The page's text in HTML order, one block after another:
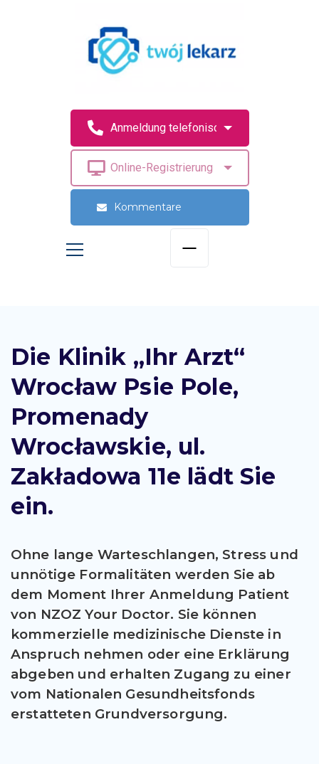
Kommentare
Die Klinik „Ihr Arzt“
Wrocław Psie Pole,
Promenady
Wrocławskie, ul.
Zakładowa 11e lädt Sie
ein.
Ohne lange Warteschlangen, Stress und
unnötige Formalitäten werden Sie ab
dem Moment Ihrer Anmeldung Patient
von NZOZ Your Doctor. Sie können
kommerzielle medizinische Dienste in
Anspruch nehmen oder eine Erklärung
abgeben und erhalten Zugang zu einer
vom Nationalen Gesundheitsfonds
erstatteten Grundversorgung.